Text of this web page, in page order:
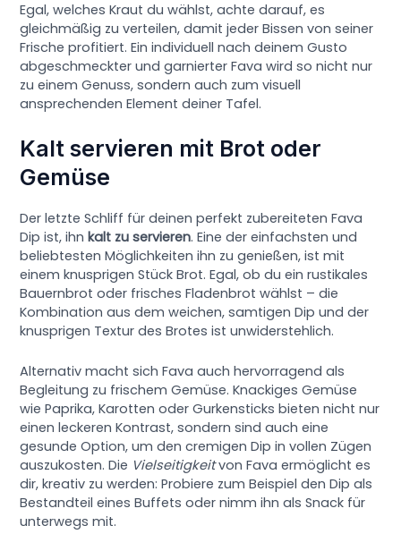
Egal, welches Kraut du wählst, achte darauf, es
gleichmäßig zu verteilen, damit jeder Bissen von seiner
Frische profitiert. Ein individuell nach deinem Gusto
abgeschmeckter und garnierter Fava wird so nicht nur
zu einem Genuss, sondern auch zum visuell
ansprechenden Element deiner Tafel.
Kalt servieren mit Brot oder
Gemüse
Der letzte Schliff für deinen perfekt zubereiteten Fava
Dip ist, ihnkalt zu servieren. Eine der einfachsten und
beliebtesten Möglichkeiten ihn zu genießen, ist mit
einem knusprigen Stück Brot. Egal, ob du ein rustikales
Bauernbrot oder frisches Fladenbrot wählst – die
Kombination aus dem weichen, samtigen Dip und der
knusprigen Textur des Brotes ist unwiderstehlich.
Alternativ macht sich Fava auch hervorragend als
Begleitung zu frischem Gemüse. Knackiges Gemüse
wie Paprika, Karotten oder Gurkensticks bieten nicht nur
einen leckeren Kontrast, sondern sind auch eine
gesunde Option, um den cremigen Dip in vollen Zügen
auszukosten. Die Vielseitigkeitvon Fava ermöglicht es
dir, kreativ zu werden: Probiere zum Beispiel den Dip als
Bestandteil eines Buffets oder nimm ihn als Snack für
unterwegs mit.